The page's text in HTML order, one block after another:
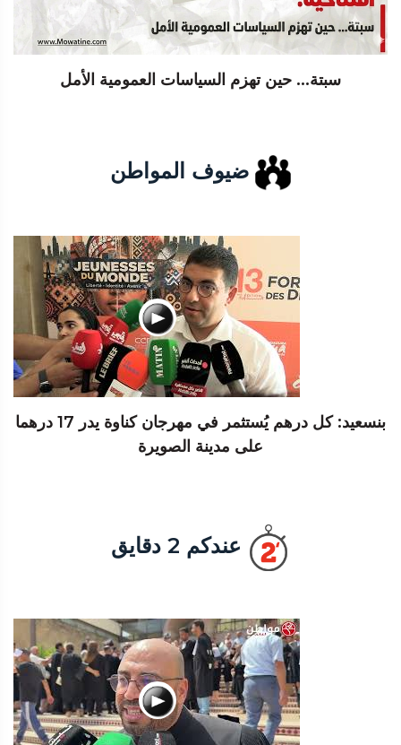
سبتة... حين تهزم السياسات العمومية الأمل
ضيوف المواطن
بنسعيد: كل درهم يُستثمر في مهرجان كناوة يدر 17 درهما
على مدينة الصويرة
عندكم 2 دقايق